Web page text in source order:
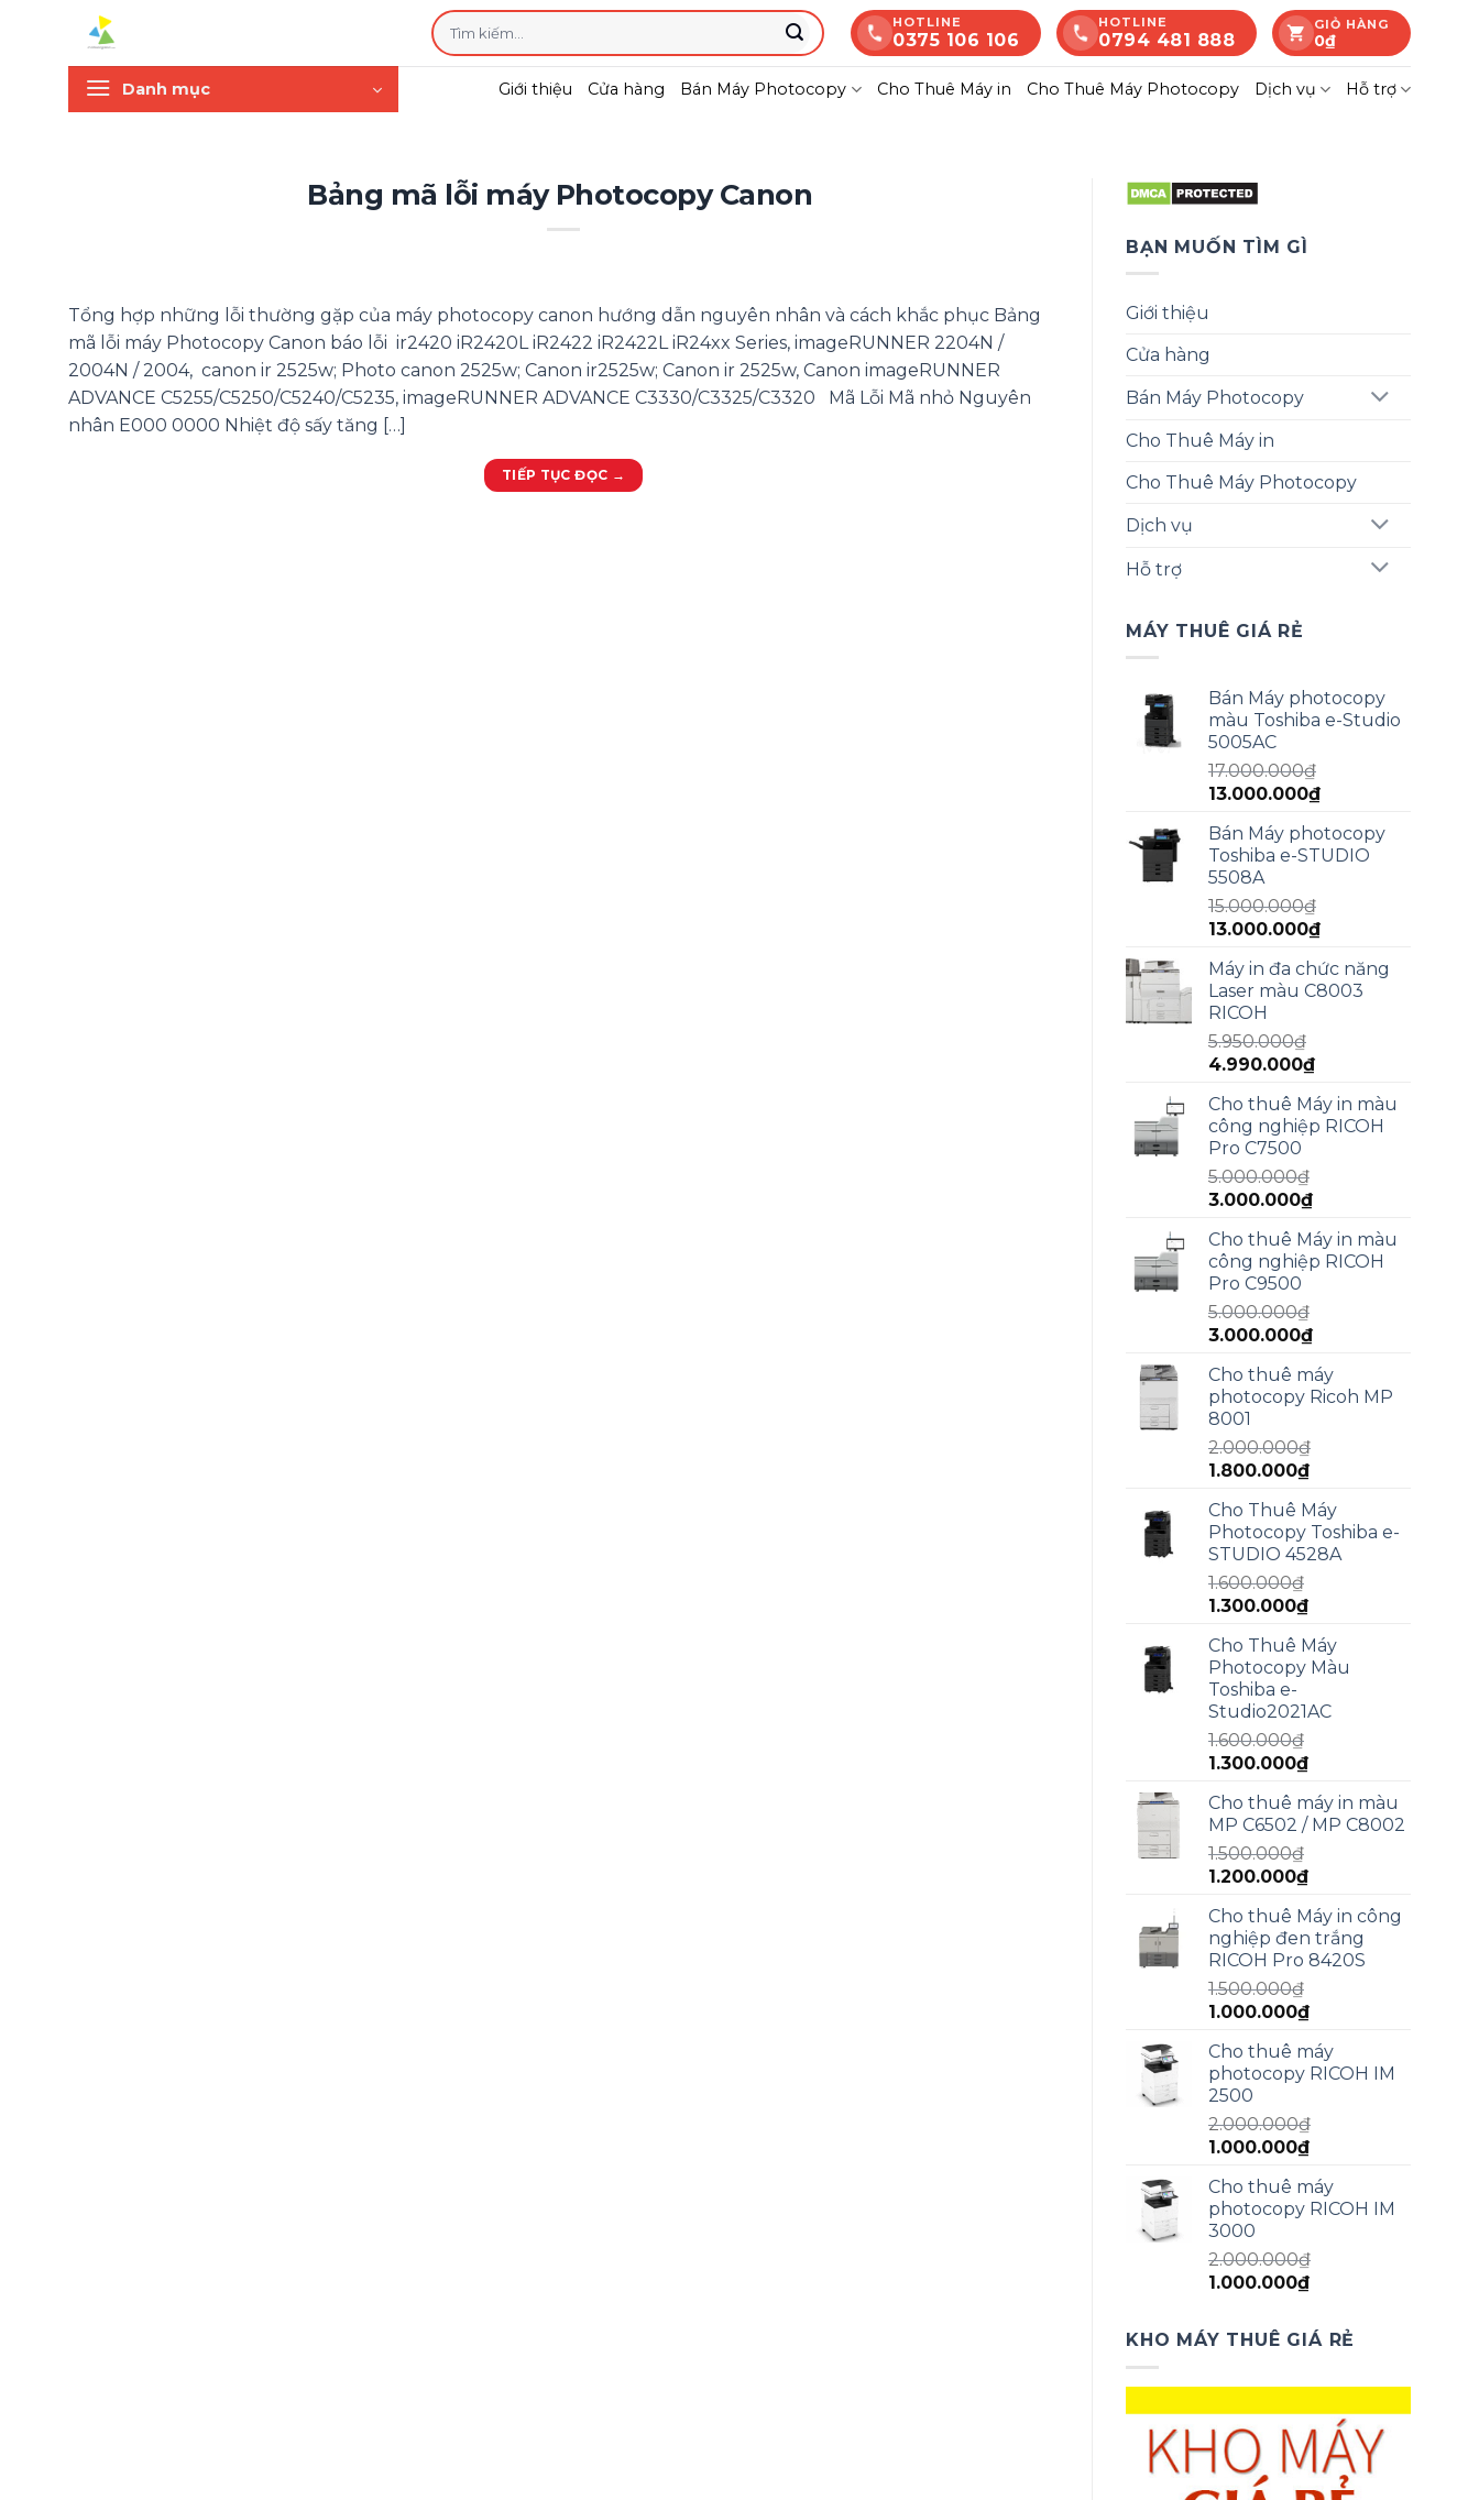
Tìm
kiếm:
HOTLINE
0375 106 106
HOTLINE
0794 481 888
GIỎ HÀNG
0₫
Danh mục Giới thiệu Cửa hàng Bán Máy Photocopy Cho Thuê Máy in Cho Thuê Máy Photocopy Dịch vụ Hỗ trợ
Bảng mã lỗi máy Photocopy Canon
Tổng hợp những lỗi thường gặp của máy photocopy canon hướng dẫn nguyên nhân và cách khắc phục Bảng
mã lỗi máy Photocopy Canon báo lỗi ir2420 iR2420L iR2422 iR2422L iR24xx Series, imageRUNNER 2204N /
2004N / 2004, canon ir 2525w; Photo canon 2525w; Canon ir2525w; Canon ir 2525w, Canon imageRUNNER
ADVANCE C5255/C5250/C5240/C5235, imageRUNNER ADVANCE C3330/C3325/C3320 Mã Lỗi Mã nhỏ Nguyên
nhân E000 0000 Nhiệt độ sấy tăng […]
TIẾP TỤC ĐỌC →
BẠN MUỐN TÌM GÌ
Giới thiệu
Cửa hàng
Bán Máy Photocopy
Cho Thuê Máy in
Cho Thuê Máy Photocopy
Dịch vụ
Hỗ trợ
MÁY THUÊ GIÁ RẺ
Bán Máy photocopy
màu Toshiba e-Studio
5005AC
17.000.000₫
Giá
là:
17.000.000₫.
13.000.000₫Giá
tại
là:
Bán Máy photocopy
Toshiba e-STUDIO
5508A
15.000.000₫
Giá
là:
15.000.000₫.
13.000.000₫Giá
tại
là:
Máy in đa chức năng
Laser màu C8003
RICOH
5.950.000₫
Giá
là:
5.950.000₫.
4.990.000₫Giá
tại
là:
Cho thuê Máy in màu
công nghiệp RICOH
Pro C7500
5.000.000₫
Giá
là:
5.000.000₫.
3.000.000₫Giá
tại
là:
Cho thuê Máy in màu
công nghiệp RICOH
Pro C9500
5.000.000₫
Giá
là:
5.000.000₫.
3.000.000₫Giá
tại
là:
Cho thuê máy
photocopy Ricoh MP
8001
2.000.000₫
Giá
là:
2.000.000₫.
1.800.000₫Giá
tại
là:
1.800.000₫.
Cho Thuê Máy
Photocopy Toshiba e-
STUDIO 4528A
1.600.000₫
Giá
là:
1.600.000₫.
1.300.000₫Giá
tại
là:
Cho Thuê Máy
Photocopy Màu
Toshiba e-
Studio2021AC
1.600.000₫
Giá
là:
1.600.000₫.
1.300.000₫Giá
tại
là:
Cho thuê máy in màu
MP C6502 / MP C8002
1.500.000₫
Giá
là:
1.500.000₫.
1.200.000₫Giá
tại
là:
1.200.000₫.
Cho thuê Máy in công
nghiệp đen trắng
RICOH Pro 8420S
1.500.000₫
Giá
là:
1.500.000₫.
1.000.000₫Giá
tại
là:
Cho thuê máy
photocopy RICOH IM
2500
2.000.000₫
Giá
là:
2.000.000₫.
1.000.000₫Giá
tại
là:
Cho thuê máy
photocopy RICOH IM
3000
2.000.000₫
Giá
là:
2.000.000₫.
1.000.000₫Giá
tại
là:
KHO MÁY THUÊ GIÁ RẺ